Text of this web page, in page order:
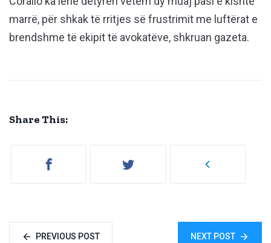
marrë, për shkak të rritjes së frustrimit me luftërat e
brendshme të ekipit të avokatëve, shkruan gazeta.
Share This:
PREVIOUS POST NEXT POST